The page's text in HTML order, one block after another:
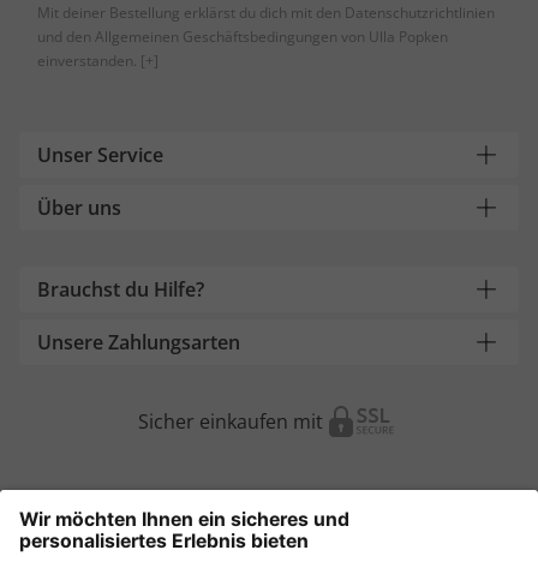
Mit deiner Bestellung erklärst du dich mit den Datenschutzrichtlinien
und den Allgemeinen Geschäftsbedingungen von Ulla Popken
einverstanden. [+]
Unser Service
Über uns
Brauchst du Hilfe?
Unsere Zahlungsarten
Sicher einkaufen mit
Weitere Onlineshops